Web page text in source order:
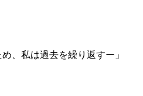
、私は過去を繰り返すー」